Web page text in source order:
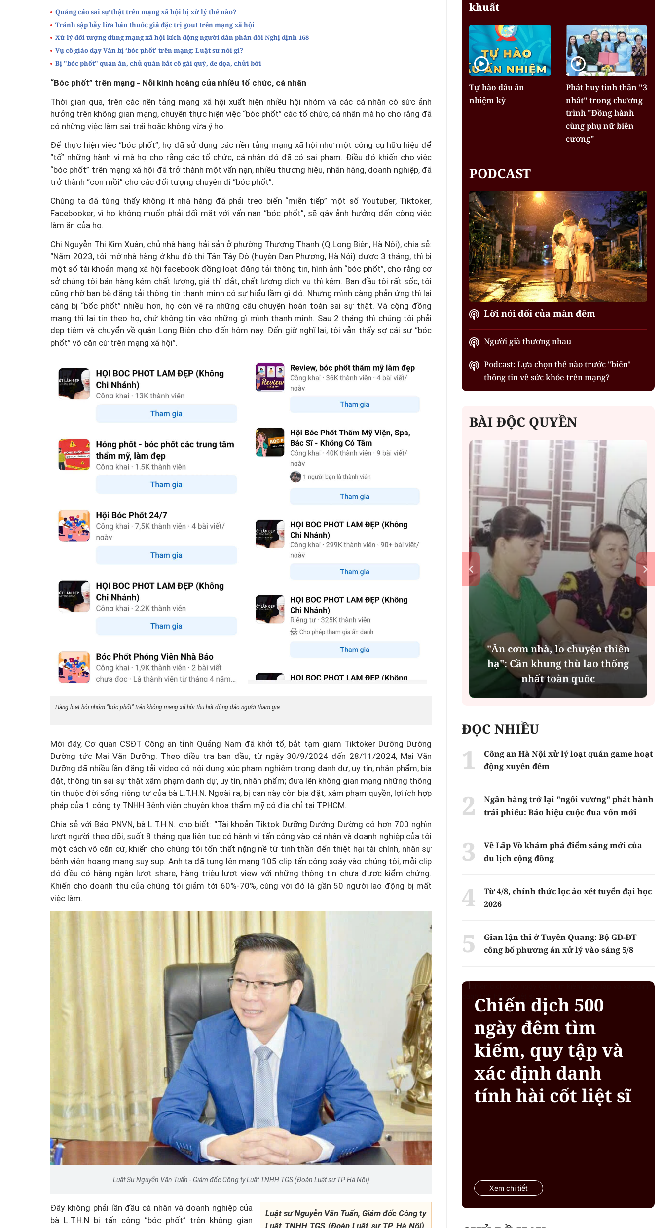
Quảng cáo sai sự thật trên mạng xã hội bị xử lý thế nào?
Tránh sập bẫy lừa bán thuốc giả đặc trị gout trên mạng xã hội
Xử lý đối tượng dùng mạng xã hội kích động người dân phản đối Nghị định 168
Vụ cô giáo dạy Văn bị ‘bóc phốt’ trên mạng: Luật sư nói gì?
Bị "bóc phốt" quán ăn, chủ quán bắt cô gái quỳ, đe dọa, chửi bới
“Bóc phốt” trên mạng - Nỗi kinh hoàng của nhiều tổ chức, cá nhân
Thời gian qua, trên các nền tảng mạng xã hội xuất hiện nhiều hội nhóm và các cá nhân có sức ảnh
hưởng trên không gian mạng, chuyên thực hiện việc “bóc phốt” các tổ chức, cá nhân mà họ cho rằng đã
có những việc làm sai trái hoặc không vừa ý họ.
Để thực hiện việc “bóc phốt”, họ đã sử dụng các nền tảng mạng xã hội như một công cụ hữu hiệu để
“tố” những hành vi mà họ cho rằng các tổ chức, cá nhân đó đã có sai phạm. Điều đó khiến cho việc
“bóc phốt” trên mạng xã hội đã trở thành một vấn nạn, nhiều thương hiệu, nhãn hàng, doanh nghiệp, đã
trở thành “con mồi” cho các đối tượng chuyên đi “bóc phốt”.
Chúng ta đã từng thấy không ít nhà hàng đã phải treo biển “miễn tiếp” một số Youtuber, Tiktoker,
Facebooker, vì họ không muốn phải đối mặt với vấn nạn “bóc phốt”, sẽ gây ảnh hưởng đến công việc
làm ăn của họ.
Chị Nguyễn Thị Kim Xuân, chủ nhà hàng hải sản ở phường Thượng Thanh (Q.Long Biên, Hà Nội), chia sẻ:
“Năm 2023, tôi mở nhà hàng ở khu đô thị Tân Tây Đô (huyện Đan Phượng, Hà Nội) được 3 tháng, thì bị
một số tài khoản mạng xã hội facebook đồng loạt đăng tải thông tin, hình ảnh “bóc phốt”, cho rằng cơ
sở chúng tôi bán hàng kém chất lượng, giá thì đắt, chất lượng dịch vụ thì kém. Ban đầu tôi rất sốc, tôi
cũng nhờ bạn bè đăng tải thông tin thanh minh có sự hiểu lầm gì đó. Nhưng mình càng phản ứng thì lại
càng bị “bốc phốt” nhiều hơn, họ còn vẽ ra những câu chuyện hoàn toàn sai sự thật. Và cộng đồng
mạng thì lại tin theo họ, chứ không tin vào những gì mình thanh minh. Sau 2 tháng thì chúng tôi phải
dẹp tiệm và chuyển về quận Long Biên cho đến hôm nay. Đến giờ nghĩ lại, tôi vẫn thấy sợ cái sự “bóc
phốt” vô căn cứ trên mạng xã hội”.
Hàng loạt hội nhóm "bóc phốt" trên không mạng xã hội thu hút đông đảo người tham gia
Mới đây, Cơ quan CSĐT Công an tỉnh Quảng Nam đã khởi tố, bắt tạm giam Tiktoker Dưỡng Dướng
Dường tức Mai Văn Dưỡng. Theo điều tra ban đầu, từ ngày 30/9/2024 đến 28/11/2024, Mai Văn
Dưỡng đã nhiều lần đăng tải video có nội dung xúc phạm nghiêm trọng danh dự, uy tín, nhân phẩm; bịa
đặt, thông tin sai sự thật xâm phạm danh dự, uy tín, nhân phẩm; đưa lên không gian mạng những thông
tin thuộc đời sống riêng tư của bà L.T.H.N. Ngoài ra, bị can này còn bịa đặt, xâm phạm quyền, lợi ích hợp
pháp của 1 công ty TNHH Bệnh viện chuyên khoa thẩm mỹ có địa chỉ tại TPHCM.
Chia sẻ với Báo PNVN, bà L.T.H.N. cho biết: “Tài khoản Tiktok Dưỡng Dướng Dường có hơn 700 nghìn
lượt người theo dõi, suốt 8 tháng qua liên tục có hành vi tấn công vào cá nhân và doanh nghiệp của tôi
một cách vô căn cứ, khiến cho chúng tôi tổn thất nặng nề từ tinh thần đến thiệt hại tài chính, nhân sự
bệnh viện hoang mang suy sụp. Anh ta đã tung lên mạng 105 clip tấn công xoáy vào chúng tôi, mỗi clip
đó đều có hàng ngàn lượt share, hàng triệu lượt view với những thông tin chưa được kiểm chứng.
Khiến cho doanh thu của chúng tôi giảm tới 60%-70%, cùng với đó là gần 50 người lao động bị mất
việc làm.
Luật Sư Nguyễn Văn Tuấn - Giám đốc Công ty Luật TNHH TGS (Đoàn Luật sư TP Hà Nội)
Luật sư Nguyễn Văn Tuấn, Giám đốc Công ty
Luật TNHH TGS (Đoàn Luật sư TP Hà Nội),
Đây không phải lần đầu cá nhân và doanh nghiệp của
bà L.T.H.N bị tấn công “bóc phốt” trên không gian
khuất
Tự hào dấu ấn
nhiệm kỳ
Phát huy tinh thần "3
nhất" trong chương
trình "Đồng hành
cùng phụ nữ biên
cương"
PODCAST
Lời nói dối của màn đêm
Người già thương nhau
Podcast: Lựa chọn thế nào trước "biển"
thông tin về sức khỏe trên mạng?
BÀI ĐỘC QUYỀN
Mua nhà thuộc dự án đang thế
chấp, làm sao để hạn chế rủi ro?
Thành lập thành phố Bắc Ninh
trực thuộc Trung ương: Tầm
sắc
"Ăn cơm nhà, lo chuyện thiên
hạ": Cần khung thù lao thống
nhất toàn quốc
ĐỌC NHIỀU
Công an Hà Nội xử lý loạt quán game hoạt
động xuyên đêm
Ngân hàng trở lại "ngôi vương" phát hành
trái phiếu: Báo hiệu cuộc đua vốn mới
Về Lấp Vò khám phá điểm sáng mới của
du lịch cộng đồng
Từ 4/8, chính thức lọc ảo xét tuyển đại học
2026
Gian lận thi ở Tuyên Quang: Bộ GD-ĐT
công bố phương án xử lý vào sáng 5/8
Chiến dịch 500
ngày đêm tìm
kiếm, quy tập và
xác định danh
tính hài cốt liệt sĩ
Xem chi tiết